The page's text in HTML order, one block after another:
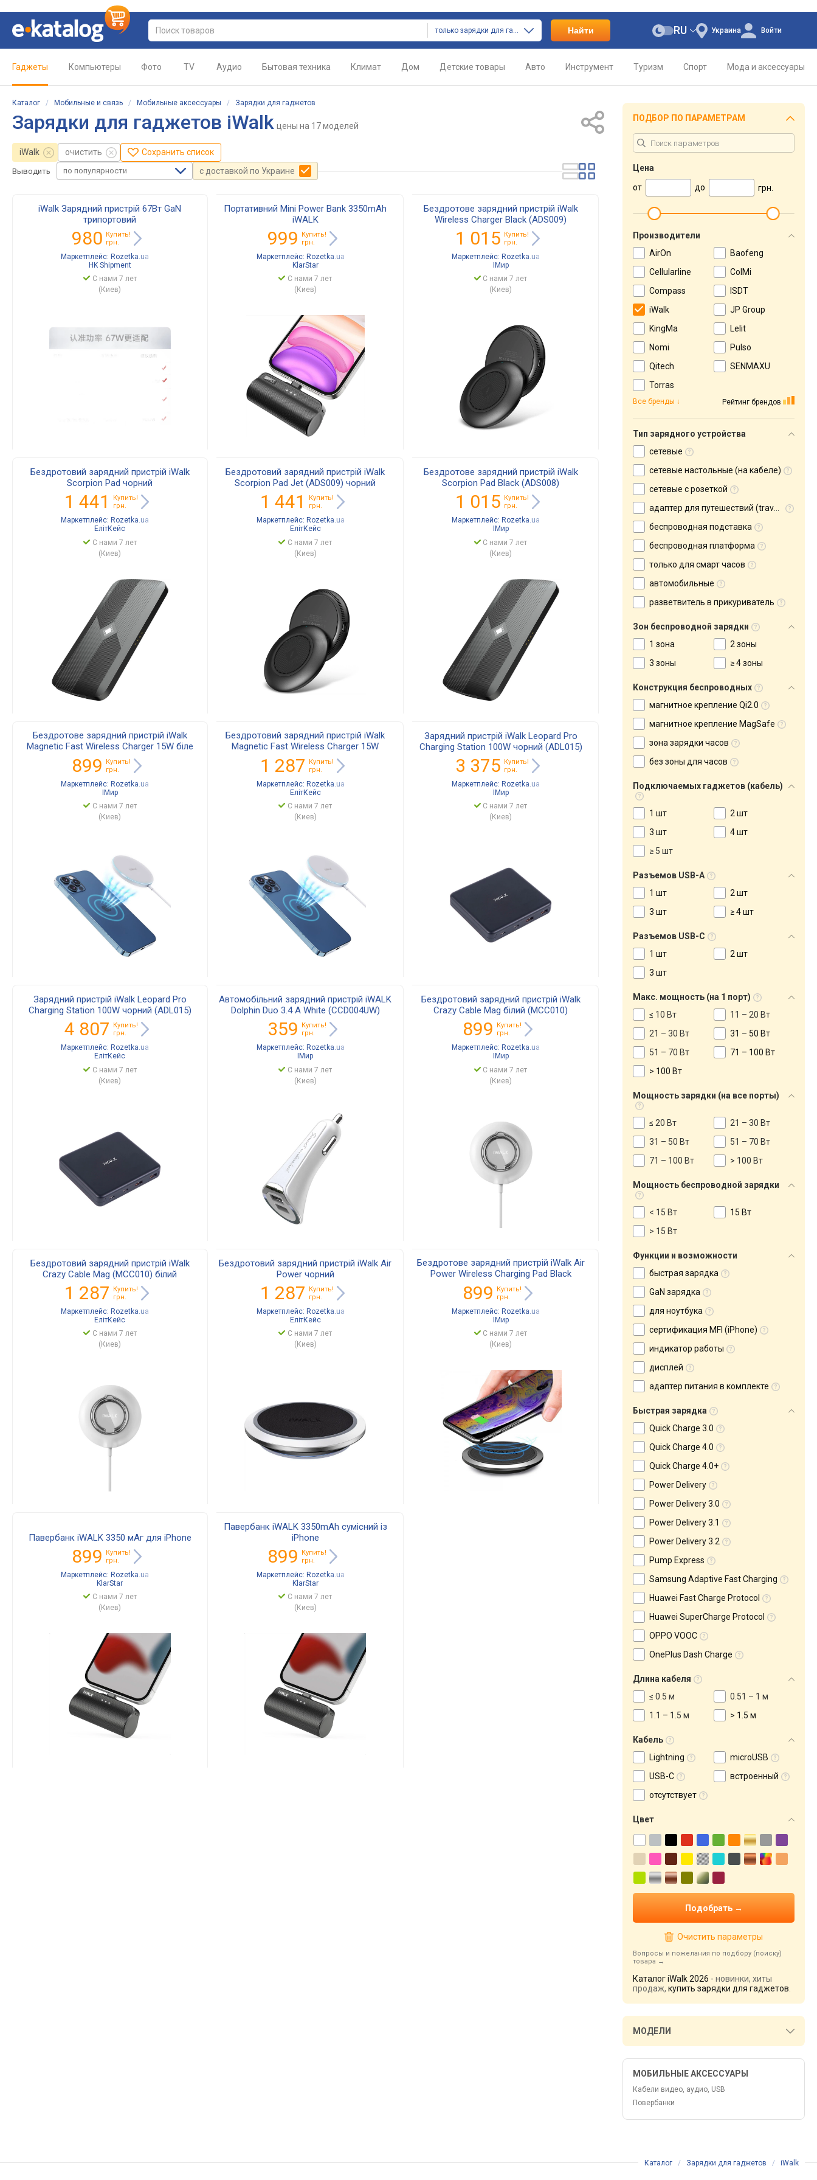
только зарядки для гаджетов Найти Украина
RU Войти
Гаджеты Компьютеры Фото TV Аудио Бытовая техника Климат Дом Детские товары Авто Инструмент Туризм Спорт Мода и аксессуары
Каталог / Мобильные и связь / Мобильные аксессуары / Зарядки для гаджетов
Зарядки для гаджетов iWalk цены на 17 моделей
iWalk очистить Сохранить список
Выводить по популярности с доставкой по Украине
iWalk Зарядний пристрій 67Вт GaN
трипортовий
980 Купить!
грн.
Маркетплейс: Rozetka.ua
HK Shipment
С нами 7 лет
(Киев)
Портативний Mini Power Bank 3350mAh
iWALK
999
Купить!
грн.
Маркетплейс: Rozetka.ua
KlarStar
С нами 7 лет
(Киев)
Бездротове зарядний пристрій iWalk
Wireless Charger Black (ADS009)
1 015 Купить!
грн.
Маркетплейс: Rozetka.ua
IМир
С нами 7 лет
(Киев)
Бездротовий зарядний пристрій iWalk
Scorpion Pad чорний
1 441
Купить!
грн.
Маркетплейс: Rozetka.ua
ЕлітКейс
С нами 7 лет
(Киев)
Бездротовий зарядний пристрій iWalk
Scorpion Pad Jet (ADS009) чорний
1 441
Купить!
грн.
Маркетплейс: Rozetka.ua
ЕлітКейс
С нами 7 лет
(Киев)
Бездротове зарядний пристрій iWalk
Scorpion Pad Black (ADS008)
1 015
Купить!
грн.
Маркетплейс: Rozetka.ua
IМир
С нами 7 лет
(Киев)
Бездротове зарядний пристрій iWalk
Magnetic Fast Wireless Charger 15W біле
(MCC010L)
899
Купить!
грн.
Маркетплейс:Rozetka.ua
IМир
С нами 7 лет
(Киев)
Бездротовий зарядний пристрій iWalk
Magnetic Fast Wireless Charger 15W
(MCC010L)
1 287
Купить!
грн.
Маркетплейс: Rozetka.ua
ЕлітКейс
С нами 7 лет
(Киев)
Зарядний пристрій iWalk Leopard Pro
Charging Station 100W чорний (ADL015)
3 375 Купить!
грн.
Маркетплейс:Rozetka.ua
IМир
С нами 7 лет
(Киев)
Зарядний пристрій iWalk Leopard Pro
Charging Station 100W чорний (ADL015)
4 807
Купить!
грн.
Маркетплейс: Rozetka.ua
ЕлітКейс
С нами 7 лет
(Киев)
Автомобільний зарядний пристрій iWALK
Dolphin Duo 3.4 А White (ССD004UW)
359
Купить!
грн.
Маркетплейс: Rozetka.ua
IМир
С нами 7 лет
(Киев)
Бездротовий зарядний пристрій iWalk
Crazy Cable Mag білий (MCC010)
899
Купить!
грн.
Маркетплейс: Rozetka.ua
IМир
С нами 7 лет
(Киев)
Бездротовий зарядний пристрій iWalk
Crazy Cable Mag (MCC010) білий
1 287
Купить!
грн.
Маркетплейс:Rozetka.ua
ЕлітКейс
С нами 7 лет
(Киев)
Бездротовий зарядний пристрій iWalk Air
Power чорний
1 287
Купить!
грн.
Маркетплейс: Rozetka.ua
ЕлітКейс
С нами 7 лет
(Киев)
Бездротове зарядний пристрій iWalk Air
Power Wireless Charging Pad Black
(ADA007)
899
Купить!
грн.
Маркетплейс:Rozetka.ua
IМир
С нами 7 лет
(Киев)
Павербанк iWALK 3350 мАг для iPhone
899
Купить!
грн.
Маркетплейс: Rozetka.ua
KlarStar
С нами 7 лет
(Киев)
Павербанк iWALK 3350mAh сумісний із
iPhone
899
Купить!
грн.
Маркетплейс: Rozetka.ua
KlarStar
С нами 7 лет
(Киев)
ПОДБОР ПО ПАРАМЕТРАМ
Цена
от
до грн.
Производители
AirOn
Baofeng
Cellularline
ColMi
Compass
ISDT
iWalk
JP Group
KingMa
Lelit
Nomi
Pulso
Qitech
SENMAXU
Torras
Рейтинг брендов
Все бренды
Тип зарядного устройства
сетевые
сетевые настольные (на кабеле)
сетевые с розеткой
адаптер для путешествий (travel adapter)
беспроводная подставка
беспроводная платформа
только для смарт часов
автомобильные
разветвитель в прикуриватель
Зон беспроводной зарядки
1 зона
2 зоны
3 зоны
≥ 4 зоны
Конструкция беспроводных
магнитное крепление Qi2.0
магнитное крепление MagSafe
зона зарядки часов
без зоны для часов
Подключаемых гаджетов (кабель)
1 шт
2 шт
3 шт
4 шт
≥ 5 шт
Разъемов USB-A
1 шт
2 шт
3 шт
≥ 4 шт
Разъемов USB-C
1 шт
2 шт
3 шт
Макс. мощность (на 1 порт)
≤ 10 Вт
11 – 20 Вт
21 – 30 Вт
31 – 50 Вт
51 – 70 Вт
71 – 100 Вт
> 100 Вт
Мощность зарядки (на все порты)
≤ 20 Вт
21 – 30 Вт
31 – 50 Вт
51 – 70 Вт
71 – 100 Вт
> 100 Вт
Мощность беспроводной зарядки
< 15 Вт
15 Вт
> 15 Вт
Функции и возможности
быстрая зарядка
GaN зарядка
для ноутбука
сертификация MFI (iPhone)
индикатор работы
дисплей
адаптер питания в комплекте
Быстрая зарядка
Quick Charge 3.0
Quick Charge 4.0
Quick Charge 4.0+
Power Delivery
Power Delivery 3.0
Power Delivery 3.1
Power Delivery 3.2
Pump Express
Samsung Adaptive Fast Charging
Huawei Fast Charge Protocol
Huawei SuperCharge Protocol
OPPO VOOC
OnePlus Dash Charge
Длина кабеля
≤ 0.5 м
0.51 – 1 м
1.1 – 1.5 м
> 1.5 м
Кабель
Lightning
microUSB
USB-C
встроенный
отсутствует
Цвет
Очистить параметры
Вопросы и пожелания по подбору (поиску)
товара
Каталог iWalk 2026 - новинки, хиты
продаж, купить зарядки для гаджетов
МОДЕЛИ
МОБИЛЬНЫЕ АКСЕССУАРЫ
Кабели видео, аудио, USB
Повербанки
Каталог / Зарядки для гаджетов / iWalk